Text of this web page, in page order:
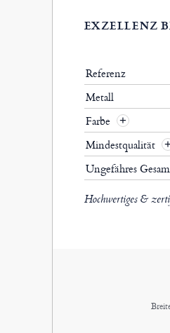
EXZELLENZ
Referenz
Metall
Farbe
Mindestqualität
Ungefähres
Hochwertiges &